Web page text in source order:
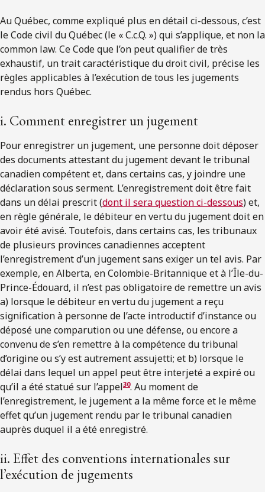
Au Québec, comme expliqué plus en détail ci-dessous, c’est
le Code civil du Québec (le « C.c.Q. ») qui s’applique, et non la
common law. Ce Code que l’on peut qualifier de très
exhaustif, un trait caractéristique du droit civil, précise les
règles applicables à l’exécution de tous les jugements
rendus hors Québec.
i. Comment enregistrer un jugement
Pour enregistrer un jugement, une personne doit déposer
des documents attestant du jugement devant le tribunal
canadien compétent et, dans certains cas, y joindre une
déclaration sous serment. L’enregistrement doit être fait
dans un délai prescrit (dont il sera question ci-dessous) et,
en règle générale, le débiteur en vertu du jugement doit en
avoir été avisé. Toutefois, dans certains cas, les tribunaux
de plusieurs provinces canadiennes acceptent
l’enregistrement d’un jugement sans exiger un tel avis. Par
exemple, en Alberta, en Colombie-Britannique et à l’Île-du-
Prince-Édouard, il n’est pas obligatoire de remettre un avis
a) lorsque le débiteur en vertu du jugement a reçu
signification à personne de l’acte introductif d’instance ou
déposé une comparution ou une défense, ou encore a
convenu de s’en remettre à la compétence du tribunal
d’origine ou s’y est autrement assujetti; et b) lorsque le
délai dans lequel un appel peut être interjeté a expiré ou
qu’il a été statué sur l’appel30. Au moment de
l’enregistrement, le jugement a la même force et le même
effet qu’un jugement rendu par le tribunal canadien
auprès duquel il a été enregistré.
ii. Effet des conventions internationales sur
l’exécution de jugements